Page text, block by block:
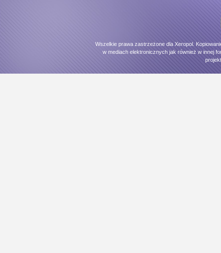
Wszelkie prawa zastrzeżone dla Xeropol.
w mediach elektronicznych jak również w innej